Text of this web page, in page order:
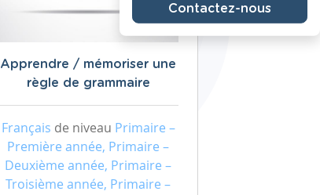
Apprendre / mémoriser une
règle de grammaire
Français de niveau Primaire –
Première année, Primaire –
Deuxième année, Primaire –
Troisième année, Primaire –
Contactez-nous